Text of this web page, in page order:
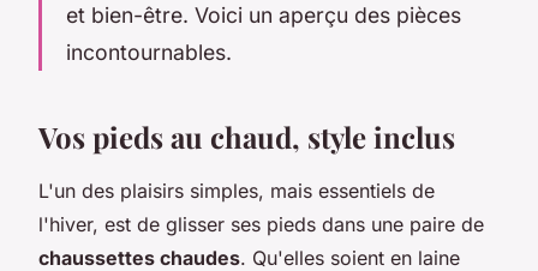
et bien-être. Voici un aperçu des pièces
incontournables.
Vos pieds au chaud, style inclus
L'un des plaisirs simples, mais essentiels de
l'hiver, est de glisser ses pieds dans une paire de
chaussettes chaudes. Qu'elles soient en laine